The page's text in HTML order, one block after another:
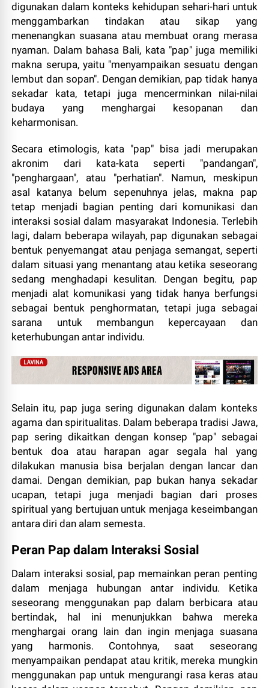
digunakan dalam konteks kehidupan sehari-hari untuk
menggambarkan tindakan atau sikap yang
menenangkan suasana atau membuat orang merasa
nyaman. Dalam bahasa Bali, kata "pap" juga memiliki
makna serupa, yaitu "menyampaikan sesuatu dengan
lembut dan sopan". Dengan demikian, pap tidak hanya
sekadar kata, tetapi juga mencerminkan nilai-nilai
budaya yang menghargai kesopanan dan
keharmonisan.
Secara etimologis, kata "pap" bisa jadi merupakan
akronim dari kata-kata seperti "pandangan",
"penghargaan", atau "perhatian". Namun, meskipun
asal katanya belum sepenuhnya jelas, makna pap
tetap menjadi bagian penting dari komunikasi dan
interaksi sosial dalam masyarakat Indonesia. Terlebih
lagi, dalam beberapa wilayah, pap digunakan sebagai
bentuk penyemangat atau penjaga semangat, seperti
dalam situasi yang menantang atau ketika seseorang
sedang menghadapi kesulitan. Dengan begitu, pap
menjadi alat komunikasi yang tidak hanya berfungsi
sebagai bentuk penghormatan, tetapi juga sebagai
sarana untuk membangun kepercayaan dan
keterhubungan antar individu.
Selain itu, pap juga sering digunakan dalam konteks
agama dan spiritualitas. Dalam beberapa tradisi Jawa,
pap sering dikaitkan dengan konsep "pap" sebagai
bentuk doa atau harapan agar segala hal yang
dilakukan manusia bisa berjalan dengan lancar dan
damai. Dengan demikian, pap bukan hanya sekadar
ucapan, tetapi juga menjadi bagian dari proses
spiritual yang bertujuan untuk menjaga keseimbangan
antara diri dan alam semesta.
Peran Pap dalam Interaksi Sosial
Dalam interaksi sosial, pap memainkan peran penting
dalam menjaga hubungan antar individu. Ketika
seseorang menggunakan pap dalam berbicara atau
bertindak, hal ini menunjukkan bahwa mereka
menghargai orang lain dan ingin menjaga suasana
yang harmonis. Contohnya, saat seseorang
menyampaikan pendapat atau kritik, mereka mungkin
menggunakan pap untuk mengurangi rasa keras atau